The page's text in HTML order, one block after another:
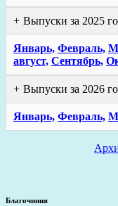
Выпуски за 2025
Январь, Февраль,
август, Сентябрь,
Выпуски за 2026
Январь, Февраль,
Благочиния